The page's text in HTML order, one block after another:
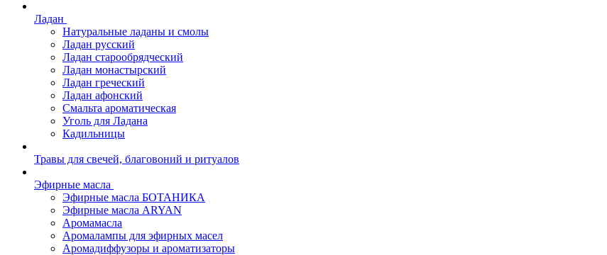
Ладан
Натуральные ладаны и смолы
Ладан русский
Ладан старообрядческий
Ладан монастырский
Ладан греческий
Ладан афонский
Смальта ароматическая
Уголь для Ладана
Кадильницы
Травы для свечей, благовоний и ритуалов
Эфирные масла
Эфирные масла БОТАНИКА
Эфирные масла ARYAN
Аромамасла
Аромалампы для эфирных масел
Аромадиффузоры и ароматизаторы